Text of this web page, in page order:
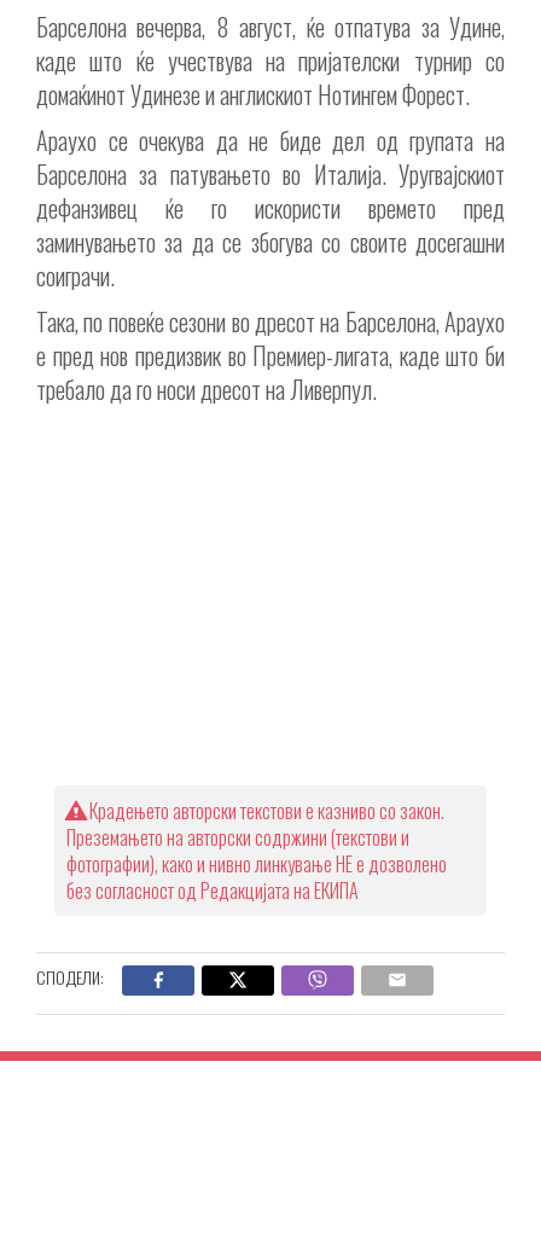
Барселона вечерва, 8 август, ќе отпатува за Удине,
каде што ќе учествува на пријателски турнир со
домаќинот Удинезе и англискиот Нотингем Форест.
Араухо се очекува да не биде дел од групата на
Барселона за патувањето во Италија. Уругвајскиот
дефанзивец ќе го искористи времето пред
заминувањето за да се збогува со своите досегашни
соиграчи.
Така, по повеќе сезони во дресот на Барселона, Араухо
е пред нов предизвик во Премиер-лигата, каде што би
требало да го носи дресот на Ливерпул.
Крадењето авторски текстови е казниво со закон.
Преземањето на авторски содржини (текстови и
фотографии), како и нивно линкување НЕ е дозволено
без согласност од Редакцијата на ЕКИПА
СПОДЕЛИ: